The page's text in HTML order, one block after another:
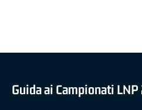
Guida ai Campionati